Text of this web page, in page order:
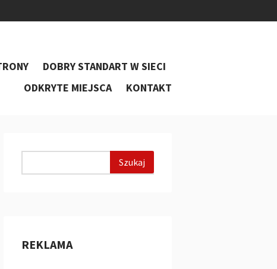
DOBRY STANDART W SIECI
ODKRYTE MIEJSCA
KONTAKT
REKLAMA